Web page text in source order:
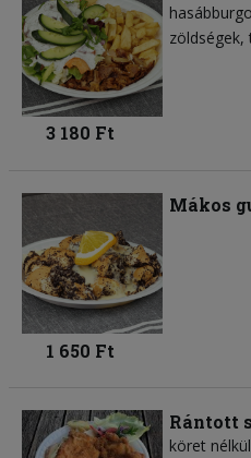
zöldségek
3 180 Ft
Mákos
1 650 Ft
Rántott
köret nélkül